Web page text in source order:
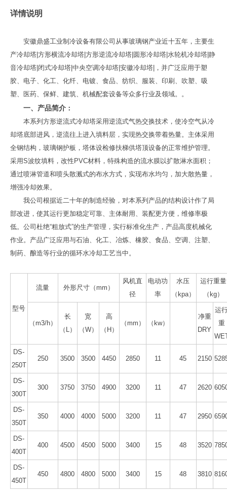
详情说明
安徽鼎盛工业制冷设备有限公司从事玻璃钢产业近十五年，主要生
产冷却塔|方形横流冷却塔|方形逆流冷却塔|圆形冷却塔|水轮机冷却塔|静
音冷却塔|闭式冷却塔|中央空调冷却塔|安徽冷却塔|，并广泛应用于塑
胶、电子、化工、化纤、电镀、食品、纺织、服装、印刷、吹塑、吸
塑、医药、保鲜、建筑、机械配套设备等众多行业及领域。。
一、产品简介：
本系列方形逆流式冷却塔采用逆流式气热交换技术，使冷空气从冷
却塔底部进风，逆流往上进入填料层，实现热交换带着热量。主体采用
全钢结构，玻璃钢护板，塔体设检修扶梯供塔顶设备的正常维护管理。
采用S波纹填料，改性PVC材料，特殊构造的流水膜以扩散淋水面积；
通过喷淋管道和喷头散溅式的布水方式，实现布水均匀，加大散热量，
增强冷却效果。
我公司根据近二十年的制造经验，对本系列产品的结构设计作了局
部改进，使其运行更加稳定可靠、主体耐用、装配更方便，维修率极
低。公司杜绝“粗放式”的生产管理，实行标准化生产，产品高度机械化
作业。产品广泛应用与石油、化工、冶炼、橡胶、食品、空调、注塑、
制药、酿造等行业的循环水冷却工艺当中。
型号
流量 外形尺寸（mm）
风机直
径
电动功
率
水压
（kpa）
运行重量
（kg）
（m3/h）
长
（L）
宽
（W）
高
（H）
（mm） （kw）
净重
DRY
运
重
DS-
250T
250 3500 3500 4450 2850 11 45 2150
DS-
300T
300 3750 3750 4900 3200 11 47 2620
DS-
350T
350 4000 4000 5000 3200 11 47 2950
DS-
400T
400 4500 4500 5000 3400 15 48 3520
DS-
450T
450 4800 4800 5000 3400 15 48 3810